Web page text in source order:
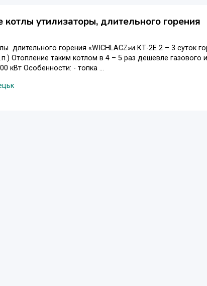
утилизаторы, длительного горения
длительного горения «WICHLACZ»и КТ-2Е 2 – 3 суток
Отопление таким котлом в 4 – 5 раз дешевле газового
кВт Особенности: - топка ...